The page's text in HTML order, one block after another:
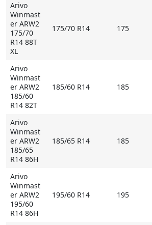
Arivo
Winmast
er ARW2
175/70
R14 88T
XL
175/70 R14 175
Arivo
Winmast
er ARW2
185/60
R14 82T
185/60 R14 185
Arivo
Winmast
er ARW2
185/65
R14 86H
185/65 R14 185
Arivo
Winmast
er ARW2
195/60
R14 86H
195/60 R14 195